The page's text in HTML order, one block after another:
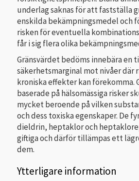
underlag saknas för att fastställa
enskilda bekämpningsmedel och
risken för eventuella
får i sig flera olika
Gränsvärdet bedöms innebära en
säkerhetsmarginal mot nivåer där
kroniska effekter kan förekomma.
baserade på hälsomässiga risker
mycket beroende på vilken
och dess toxiska egenskaper. De
dieldrin, heptaklor och
giftiga och därför tillämpas ett
dem.
Ytterligare information